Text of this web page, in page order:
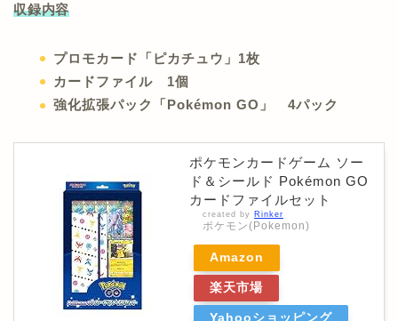
収録内容
プロモカード「ピカチュウ」1枚
カードファイル 1個
強化拡張パック「Pokémon GO」 4パック
ポケモンカードゲーム ソー
ド＆シールド Pokémon GO
カードファイルセット
created by Rinker
ポケモン(Pokemon)
Amazon
楽天市場
Yahooショッピング